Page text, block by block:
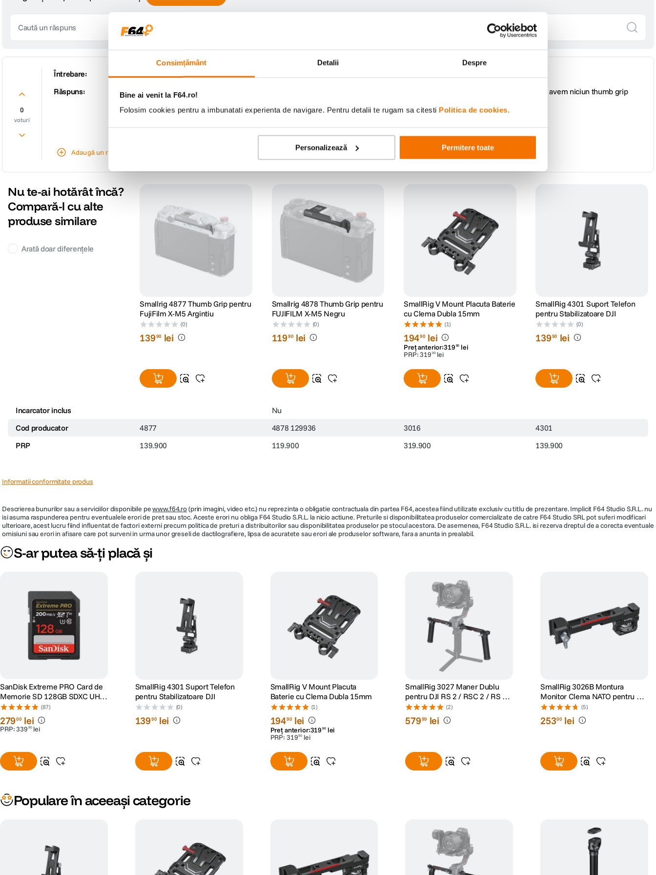
Consimțământ Detalii Despre
Bine ai venit la F64.ro!
Folosim cookies pentru a imbunatati experienta de navigare. Pentru detalii te rugam sa citesti Politica de cookies.
Personalizează Permitere toate
0
voturi
Întrebare:
Buna! Oare acest produs se potriveste si pe un Fuji XT50?
Răspuns:
Buna ziua! Acest model nu este compatibil cu Fujifilm X-T50, patina camerei respective fiind mai ridicata decat la X-M5. Din pacate, nu avem niciun thumb grip
De către F64
Adaugă un răspuns
Nu te-ai hotărât încă?
Compară-l cu alte
produse similare
Arată doar diferențele
Smallrig 4877 Thumb Grip pentru
FujiFilm X-M5 Argintiu
(0)
13990 lei
Smallrig 4878 Thumb Grip pentru
FUJIFILM X-M5 Negru
(0)
11990 lei
SmallRig V Mount Placuta Baterie
cu Clema Dubla 15mm
(1)
19490 lei
Preț anterior:319 90 lei
PRP:319 90 lei
SmallRig 4301 Suport Telefon
pentru Stabilizatoare DJI
(0)
13990 lei
Incarcator inclus
Nu
Cod producator
4877 4878 129936 3016
4301
PRP
139.900 119.900 319.900 139.900
Informatii conformitate produs
Descrierea bunurilor sau a serviciilor disponibile pewww.f64.ro(prin imagini, video etc.) nu reprezinta o obligatie contractuala din partea F64, acestea fiind utilizate exclusiv cu titlu de prezentare. Implicit F64 Studio S.R.L. nu
isi asuma raspunderea pentru eventualele erori de pret sau stoc. Aceste erori nu obliga F64 Studio S.R.L. la nicio actiune. Preturile si disponibilitatea produselor comercializate de catre F64 Studio SRL pot suferi modificari
ulterioare, acest lucru fiind influentat de factori externi precum politica de preturi a distribuitorilor sau disponibilitatea produselor pe stocul acestora. De asemenea, F64 Studio S.R.L. isi rezerva dreptul de a corecta eventuale
omisiuni sau erori in afisare care pot surveni in urma unor greseli de dactilografiere, lipsa de acuratete sau erori ale produselor software, fara a anunta in prealabil.
S-ar putea să-ți placă și
SanDisk Extreme PRO Card de
Memorie SD 128GB SDXC UHS-
I Class 10 U3 V30 + 2 Ani
RescuePRO Deluxe
(87)
27900 lei
PRP:339 90 lei
SmallRig 4301 Suport Telefon
pentru Stabilizatoare DJI
(0)
13990 lei
SmallRig V Mount Placuta
Baterie cu Clema Dubla 15mm
(1)
19490 lei
Preț anterior:319 90 lei
PRP: 31990 lei
SmallRig 3027 Maner Dublu
pentru DJI RS 2 / RSC 2 / RS 3 /
RS 3 Pro / RS 4 / RS 4 Pro
(2)
57999 lei
SmallRig 3026B Montura
Monitor Clema NATO pentru DJI
RS2/RSC2/RS3/RS3 Pro/RS3
Mini/RS4/RS4 Pro
(5)
25300 lei
Populare în aceeași categorie